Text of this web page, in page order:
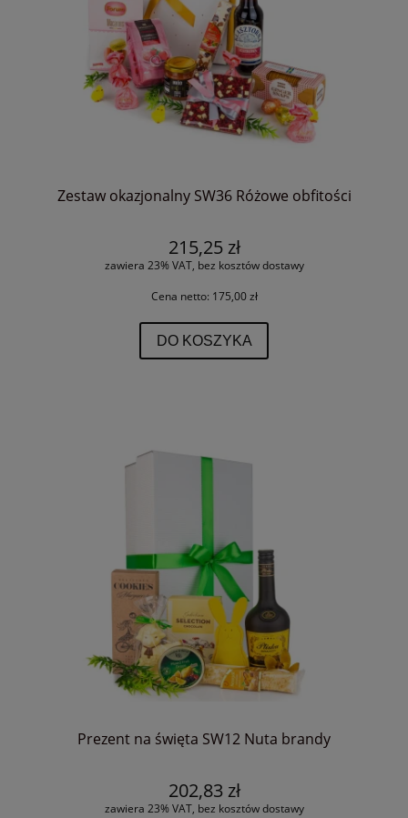
Zestaw okazjonalny SW36 Różowe obfitości
215,25 zł
zawiera 23% VAT, bez kosztów dostawy
Cena netto: 175,00 zł
DO KOSZYKA
Prezent na święta SW12 Nuta brandy
202,83 zł
zawiera 23% VAT, bez kosztów dostawy